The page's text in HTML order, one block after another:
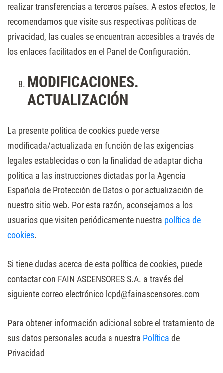
realizar transferencias a terceros países. A estos efectos, le
recomendamos que visite sus respectivas políticas de
privacidad, las cuales se encuentran accesibles a través de
los enlaces facilitados en el Panel de Configuración.
MODIFICACIONES.
ACTUALIZACIÓN
La presente política de cookies puede verse
modificada/actualizada en función de las exigencias
legales establecidas o con la finalidad de adaptar dicha
política a las instrucciones dictadas por la Agencia
Española de Protección de Datos o por actualización de
nuestro sitio web. Por esta razón, aconsejamos a los
usuarios que visiten periódicamente nuestra política de
cookies.
Si tiene dudas acerca de esta política de cookies, puede
contactar con FAIN ASCENSORES S.A. a través del
siguiente correo electrónico lopd@fainascensores.com
Para obtener información adicional sobre el tratamiento de
sus datos personales acuda a nuestra Política de
Privacidad